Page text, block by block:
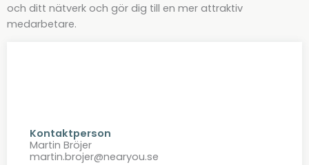
och ditt nätverk och gör dig till en mer attraktiv
medarbetare.
Kontaktperson
Martin Bröjer
martin.brojer@nearyou.se